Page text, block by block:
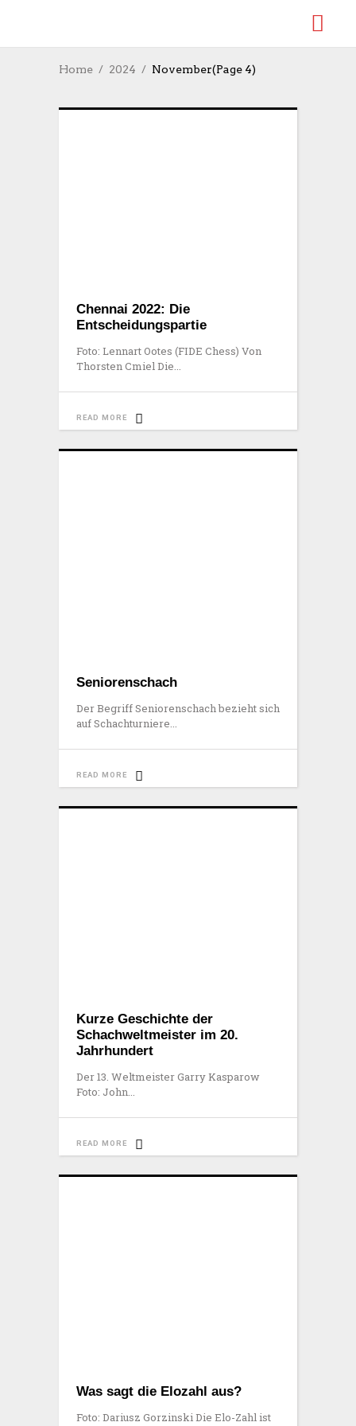
Home 2024 November(Page 4)
Chennai 2022: Die
Entscheidungspartie
Foto: Lennart Ootes (FIDE Chess) Von
Thorsten Cmiel Die
READ MORE
Seniorenschach
Der Begriff Seniorenschach bezieht sich
auf Schachturniere
READ MORE
Kurze Geschichte der
Schachweltmeister im 20.
Jahrhundert
Der 13. Weltmeister Garry Kasparow
Foto: John
READ MORE
Was sagt die Elozahl aus?
Foto: Dariusz Gorzinski Die Elo-Zahl ist